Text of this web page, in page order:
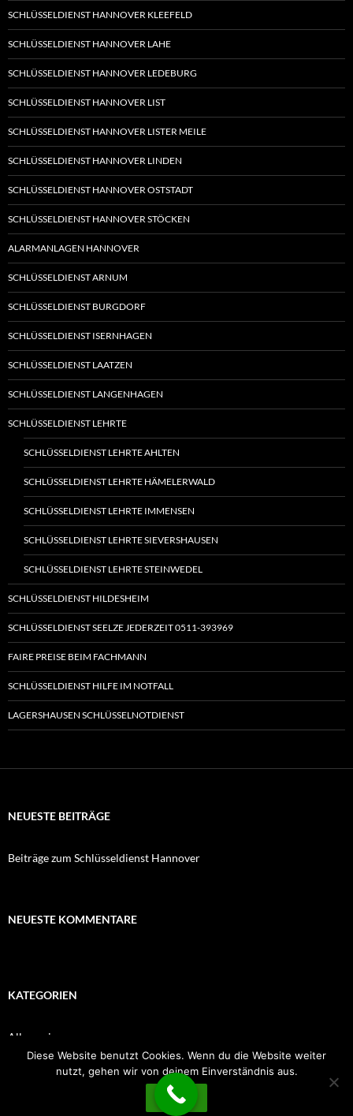
SCHLÜSSELDIENST HANNOVER KLEEFELD
SCHLÜSSELDIENST HANNOVER LAHE
SCHLÜSSELDIENST HANNOVER LEDEBURG
SCHLÜSSELDIENST HANNOVER LIST
SCHLÜSSELDIENST HANNOVER LISTER MEILE
SCHLÜSSELDIENST HANNOVER LINDEN
SCHLÜSSELDIENST HANNOVER OSTSTADT
SCHLÜSSELDIENST HANNOVER STÖCKEN
ALARMANLAGEN HANNOVER
SCHLÜSSELDIENST ARNUM
SCHLÜSSELDIENST BURGDORF
SCHLÜSSELDIENST ISERNHAGEN
SCHLÜSSELDIENST LAATZEN
SCHLÜSSELDIENST LANGENHAGEN
SCHLÜSSELDIENST LEHRTE
SCHLÜSSELDIENST LEHRTE AHLTEN
SCHLÜSSELDIENST LEHRTE HÄMELERWALD
SCHLÜSSELDIENST LEHRTE IMMENSEN
SCHLÜSSELDIENST LEHRTE SIEVERSHAUSEN
SCHLÜSSELDIENST LEHRTE STEINWEDEL
SCHLÜSSELDIENST HILDESHEIM
SCHLÜSSELDIENST SEELZE JEDERZEIT 0511-393969
FAIRE PREISE BEIM FACHMANN
SCHLÜSSELDIENST HILFE IM NOTFALL
LAGERSHAUSEN SCHLÜSSELNOTDIENST
NEUESTE BEITRÄGE
Beiträge zum Schlüsseldienst Hannover
NEUESTE KOMMENTARE
KATEGORIEN
Allgemein
Stolz präsentiert von WordPress
Diese Website benutzt Cookies. Wenn du die Website weiter
nutzt, gehen wir von deinem Einverständnis aus.
OK